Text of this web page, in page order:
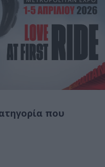
που